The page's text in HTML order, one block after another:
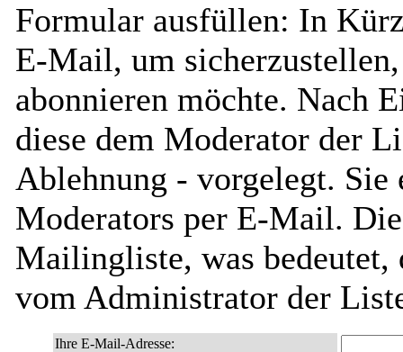
Formular ausfüllen: In
E-Mail, um
abonnieren möchte. Nach
diese dem Moderator der
Ablehnung - vorgelegt. Sie
Moderators per E-Mail.
Mailingliste, was bedeutet,
vom Administrator der
Ihre E-Mail-Adresse: